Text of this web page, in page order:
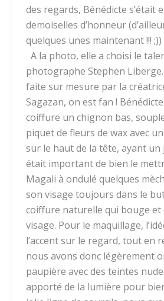
des regards, Bénédicte s’était
demoiselles d’honneur
quelques unes maintenant !!!
A la photo, elle a choisi le
photographe Stephen
faite sur mesure par la
Sagazan, on est fan !
coiffure un chignon bas,
piquet de fleurs de wax avec
sur le haut de la tête, ayant un
était important de bien le
Magali à ondulé quelques
son visage toujours dans le
coiffure naturelle qui bouge et
visage. Pour le maquillage,
l’accent sur le regard, tout en
nous avons donc légèrement
paupière avec des teintes
apporté de la lumière pour